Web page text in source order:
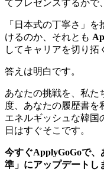
てプレゼンスするかで
「日本式の丁寧さ」
けるのか、それとも ​
してキャリアを切り拓
答えは明白です。
あなたの挑戦を、私た
度、あなたの履歴書を
エネルギッシュな韓国
日はすぐそこです。
今すぐApplyGoGoで
準」にアップデートし